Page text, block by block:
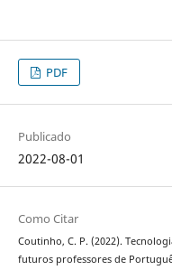
PDF
Publicado
2022-08-01
Como Citar
Coutinho, C. P. (2022).
futuros professores de